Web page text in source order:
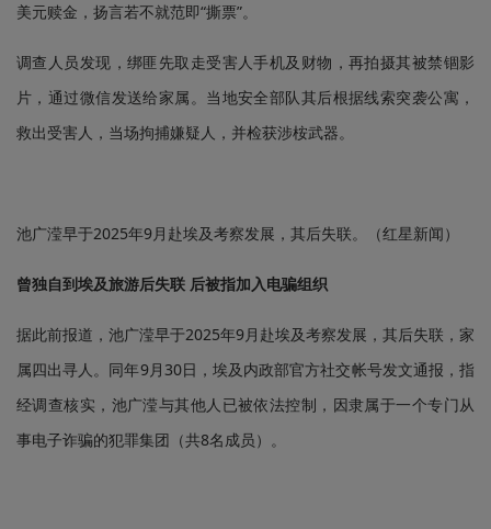
美元赎金，扬言若不就范即“撕票”。
调查人员发现，绑匪先取走受害人手机及财物，再拍摄其被禁锢影
片，通过微信发送给家属。当地安全部队其后根据线索突袭公寓，
救出受害人，当场拘捕嫌疑人，并检获涉桉武器。
池广滢早于2025年9月赴埃及考察发展，其后失联。（红星新闻）
曾独自到埃及旅游后失联 后被指加入电骗组织
据此前报道，池广滢早于2025年9月赴埃及考察发展，其后失联，家
属四出寻人。同年9月30日，埃及内政部官方社交帐号发文通报，指
经调查核实，池广滢与其他人已被依法控制，因隶属于一个专门从
事电子诈骗的犯罪集团（共8名成员）。